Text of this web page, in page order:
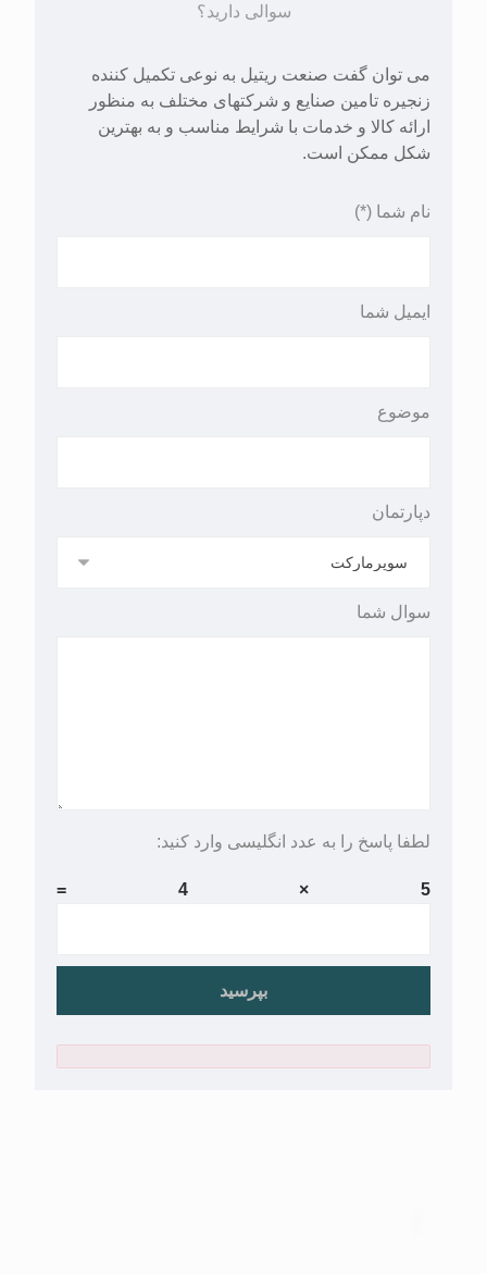
سوالی دارید؟
می توان گفت صنعت ریتیل به نوعی تکمیل کننده
زنجیره تامین صنایع و شرکتهای مختلف به منظور
ارائه کالا و خدمات با شرایط مناسب و به بهترین
شکل ممکن است.
نام شما (*)
ایمیل شما
موضوع
دپارتمان
سوال شما
لطفا پاسخ را به عدد انگلیسی وارد کنید:
5 × 4 =